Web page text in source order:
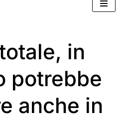
in
potrebbe
anche in